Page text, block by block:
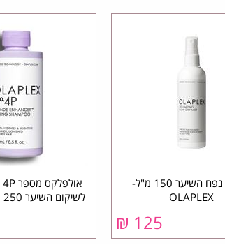
תרסיס נפח השיער 150 מ"ל-
OLAPLEX
125
₪
לשיקום השיער 250 מ”ל OLAP...